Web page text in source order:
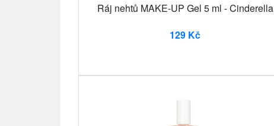
Ráj nehtů MAKE-UP Gel 5 ml - Cinderella
129 Kč